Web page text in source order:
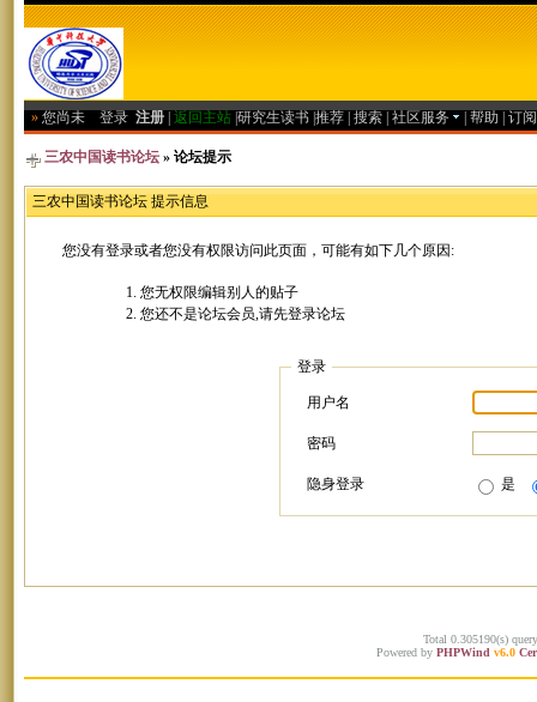
» 您尚未 登录 注册 返回主站 研究生读书 推荐 搜索 社区服务 帮助 订
三农中国读书论坛 » 论坛提示
三农中国读书论坛 提示信息
您没有登录或者您没有权限访问此页面，可能有如下几个原因:
您无权限编辑别人的贴子
您还不是论坛会员,请先登录论坛
登录
用户名
密码
隐身登录 是
Total 0.305190(s)
Powered by PHPWind v6.0